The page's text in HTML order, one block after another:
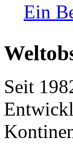
Ein
Seit